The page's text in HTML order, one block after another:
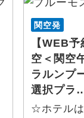
関空発
【WEB
空＜関空
ラルンプ
選択プラ
☆ホテル